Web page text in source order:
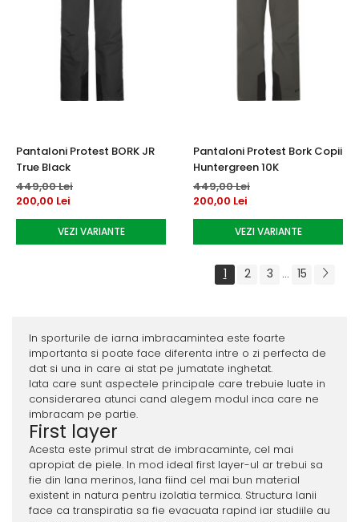
Pantaloni Protest BORK JR
True Black
449,00 Lei
200,00 Lei
VEZI VARIANTE
Pantaloni Protest Bork Copii
Huntergreen 10K
449,00 Lei
200,00 Lei
VEZI VARIANTE
1 2 3 ... 15
In sporturile de iarna imbracamintea este foarte
importanta si poate face diferenta intre o zi perfecta de
dat si una in care ai stat pe jumatate inghetat.
Iata care sunt aspectele principale care trebuie luate in
considerarea atunci cand alegem modul inca care ne
imbracam pe partie.
First layer
Acesta este primul strat de imbracaminte, cel mai
apropiat de piele. In mod ideal first layer-ul ar trebui sa
fie din lana merinos, lana fiind cel mai bun material
existent in natura pentru izolatia termica. Structura lanii
face ca transpiratia sa fie evacuata rapind iar studiile au